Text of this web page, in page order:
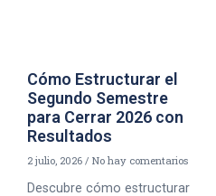
Cómo Estructurar el
Segundo Semestre
para Cerrar 2026 con
Resultados
2 julio, 2026 No hay comentarios
Descubre cómo estructurar